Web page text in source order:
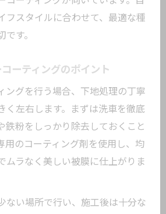
フスタイルに合わせて、最適な種
す。
ーティングのポイント
ングを行う場合、下地処理の丁寧
く左右します。まずは洗車を徹底
鉄粉をしっかり除去しておくこと
用のコーティング剤を使用し、均
ムラなく美しい被膜に仕上がりま
ない場所で行い、施工後は十分な